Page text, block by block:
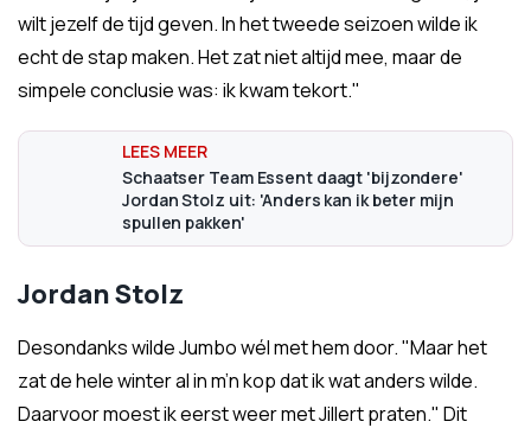
wilt jezelf de tijd geven. In het tweede seizoen wilde ik
echt de stap maken. Het zat niet altijd mee, maar de
simpele conclusie was: ik kwam tekort."
Schaatser Team Essent daagt 'bijzondere'
Jordan Stolz uit: 'Anders kan ik beter mijn
spullen pakken'
Jordan Stolz
Desondanks wilde Jumbo wél met hem door. "Maar het
zat de hele winter al in m’n kop dat ik wat anders wilde.
Daarvoor moest ik eerst weer met Jillert praten." Dit